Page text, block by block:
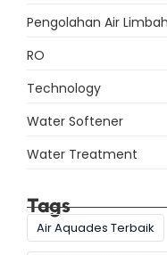
Pengolahan Air Limbah
RO
Technology
Water Softener
Water Treatment
Tags
Air Aquades Terbaik